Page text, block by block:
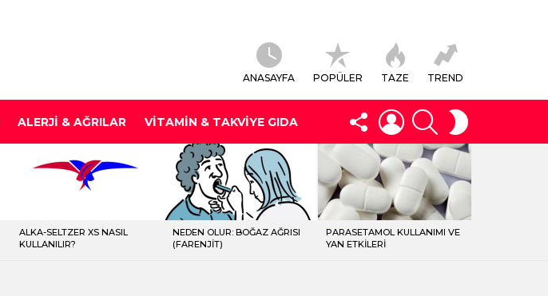
ANASAYFA POPÜLER TAZE TREND
ALERJI & AĞRILAR VITAMIN & TAKVIYE GIDA
FOLLOW
US
LOGIN SEARCH
ALKA-SELTZER XS NASIL
KULLANILIR?
NEDEN OLUR: BOĞAZ AĞRISI
(FARENJIT)
PARASETAMOL KULLANIMI VE
YAN ETKILERI